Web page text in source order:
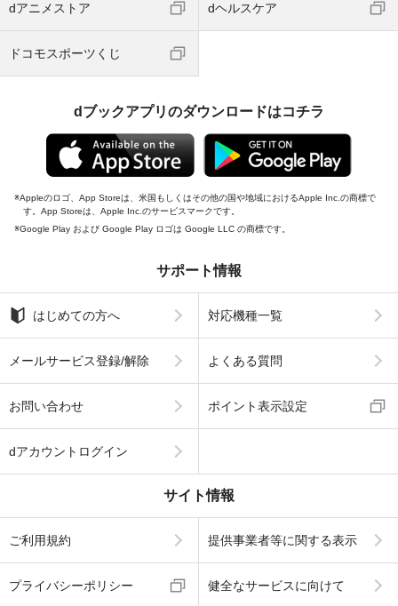
dアニメストア dヘルスケア
ドコモスポーツくじ
dブックアプリのダウンロードはコチラ
Appleのロゴ、App Storeは、米国もしくはその他の国や地域におけるApple Inc.の商標で
す。App Storeは、Apple Inc.のサービスマークです。
Google Play および Google Play ロゴは Google LLC の商標です。
サポート情報
はじめての方へ 対応機種一覧
メールサービス登録/解除 よくある質問
お問い合わせ ポイント表示設定
dアカウントログイン
サイト情報
ご利用規約 提供事業者等に関する表示
プライバシーポリシー 健全なサービスに向けて